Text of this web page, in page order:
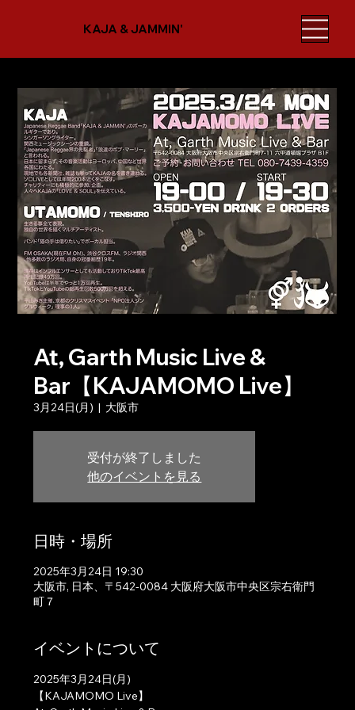
KAJA & JAMMIN'
At, Garth Music Live &
Bar【KAJAMOMO Live】
3月24日(月)
  |
大阪市
受付が終了しました
他のイベントを見る
日時・場所
2025年3月24日 19:30
大阪市, 日本、〒542-0084 大阪府大阪市中央区宗右衛門
町７
イベントについて
2025年3月24日(月)
【KAJAMOMO Live】